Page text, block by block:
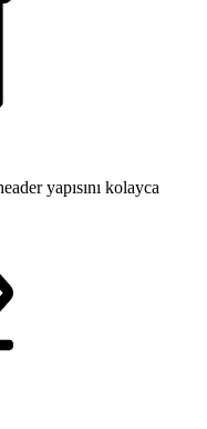
yapısını kolayca